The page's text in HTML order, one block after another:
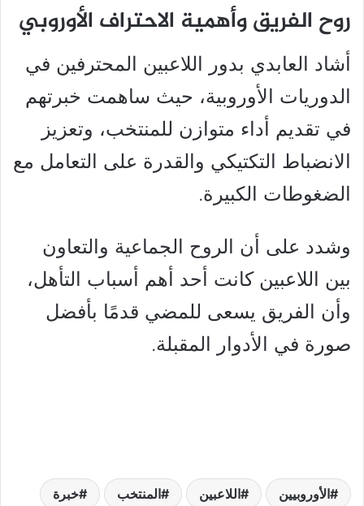
روح الفريق وأهمية الاحتراف الأوروبي
أشاد العابدي بدور اللاعبين المحترفين في
الدوريات الأوروبية، حيث ساهمت خبرتهم
في تقديم أداء متوازن للمنتخب، وتعزيز
الانضباط التكتيكي والقدرة على التعامل مع
الضغوطات الكبيرة.
وشدد على أن الروح الجماعية والتعاون
بين اللاعبين كانت أحد أهم أسباب التأهل،
وأن الفريق يسعى للمضي قدمًا بأفضل
صورة في الأدوار المقبلة.
الأوروبيين اللاعبين المنتخب خبرة